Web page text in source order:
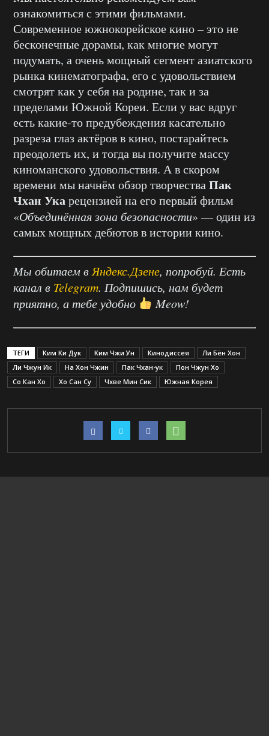
ознакомиться с этими фильмами.
Современное южнокорейское кино – это не
бесконечные дорамы, как многие могут
подумать, а очень мощный сегмент азиатского
рынка кинематографа, его с удовольствием
смотрят как у себя на родине, так и за
пределами Южной Кореи. Если у вас вдруг
есть какие-то предубеждения касательно
разреза глаз актёров в кино, постарайтесь
преодолеть их, и тогда вы получите массу
киноманского удовольствия. А в скором
времени мы начнём обзор творчестваПак
Чхан Укарецензией на его первый фильм
«Объединённая зона безопасности» — один из
самых мощных дебютов в истории кино.
Мы обитаем в Яндекс.Дзене, попробуй. Есть
канал в Telegram. Подпишись, нам будет
приятно, а тебе удобно
Meow!
ТЕГИ Ким Ки Дук Ким Чжи Ун Кинодиссея
Ли Бён Хон
Ли Чжун Ик
На Хон Чжин Пак Чхан-ук
Пон Чжун Хо
Со Кан Хо
Хо Сан Су Чхве Мин Сик Южная Корея